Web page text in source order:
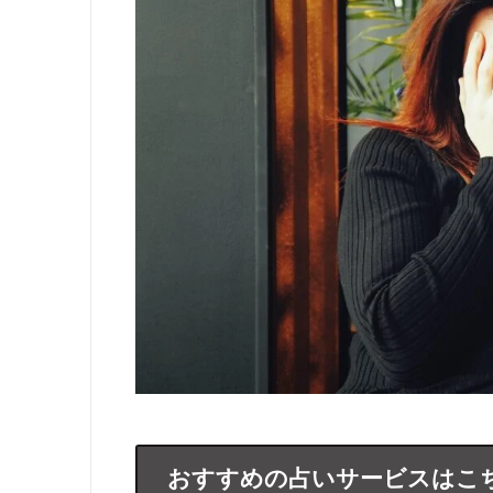
おすすめの占いサービスはこ